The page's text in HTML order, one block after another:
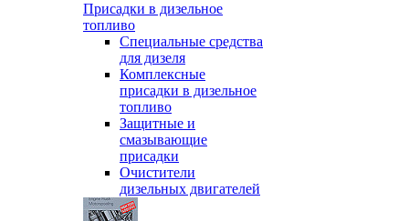
Присадки в дизельное
топливо
Спeциальные средства
для дизеля
Комплексные
присадки в дизельное
топливо
Защитные и
смазывающие
присадки
Очистители
дизельных двигателей